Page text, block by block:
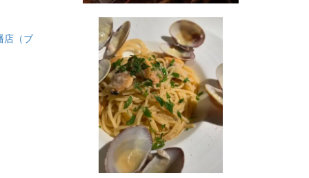
店（ブ